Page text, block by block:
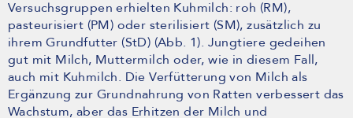
Versuchsgruppen erhielten Kuhmilch: roh (RM),
pasteurisiert (PM) oder sterilisiert (SM), zusätzlich zu
ihrem Grundfutter (StD) (Abb. 1). Jungtiere gedeihen
gut mit Milch, Muttermilch oder, wie in diesem Fall,
auch mit Kuhmilch. Die Verfütterung von Milch als
Ergänzung zur Grundnahrung von Ratten verbessert das
Wachstum, aber das Erhitzen der Milch und